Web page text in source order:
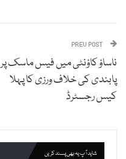
ناساؤ کاؤنٹی میں فیس ماسک پر
پابندی کی خلاف ورزی کا پہلا
کیس رجسٹرڈ
شاید آپ یہ بھی پسند کریں